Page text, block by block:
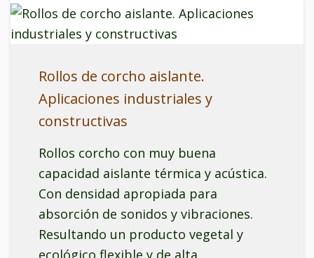
Rollos de corcho aislante.
Aplicaciones industriales y
constructivas
Rollos corcho con muy buena
capacidad aislante térmica y acústica.
Con densidad apropiada para
absorción de sonidos y vibraciones.
Resultando un producto vegetal y
ecológico flexible y de alta